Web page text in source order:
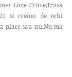
Lime Crime,Trusa
si creion de ochi
place sau nu.Nu ma